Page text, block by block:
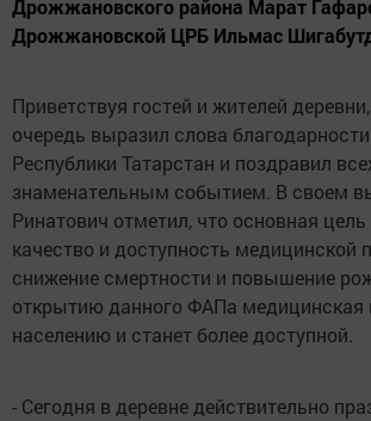
Дрожжановского района Марат
Дрожжановской ЦРБ Ильмас
Приветствуя гостей и жителей
очередь выразил слова
Республики Татарстан и поздравил
знаменательным событием. В своем
Ринатович отметил, что основная
качество и доступность медицинской
снижение смертности и повышение
открытию данного ФАПа
населению и станет более доступной.
- Сегодня в деревне действительно